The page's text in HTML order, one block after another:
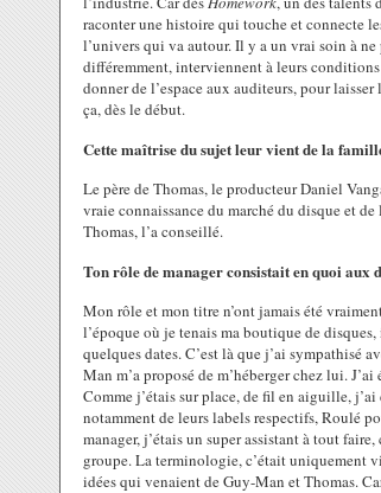
raconter une histoire qui touche et connecte
l’univers qui va autour. Il y a un vrai soin à ne
différemment, interviennent à leurs
donner de l’espace aux auditeurs, pour
ça, dès le début.
Cette maîtrise du sujet leur vient de la
Le père de Thomas, le producteur Daniel
vraie connaissance du marché du disque et
Thomas, l’a conseillé.
Ton rôle de manager consistait en quoi aux
Mon rôle et mon titre n’ont jamais été
l’époque où je tenais ma boutique de
quelques dates. C’est là que j’ai sympathisé
Man m’a proposé de m’héberger chez lui.
Comme j’étais sur place, de fil en aiguille,
notamment de leurs labels respectifs, Roulé
manager, j’étais un super assistant à tout
groupe. La terminologie, c’était uniquement
idées qui venaient de Guy-Man et Thomas.